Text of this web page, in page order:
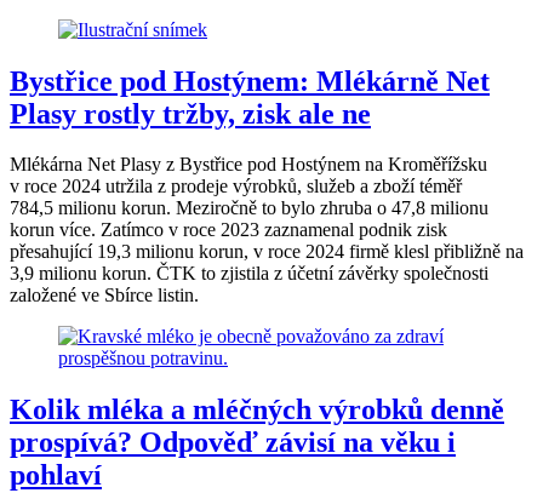
Bystřice pod Hostýnem: Mlékárně Net
Plasy rostly tržby, zisk ale ne
Mlékárna Net Plasy z Bystřice pod Hostýnem na Kroměřížsku
v roce 2024 utržila z prodeje výrobků, služeb a zboží téměř
784,5 milionu korun. Meziročně to bylo zhruba o 47,8 milionu
korun více. Zatímco v roce 2023 zaznamenal podnik zisk
přesahující 19,3 milionu korun, v roce 2024 firmě klesl přibližně na
3,9 milionu korun. ČTK to zjistila z účetní závěrky společnosti
založené ve Sbírce listin.
Kolik mléka a mléčných výrobků denně
prospívá? Odpověď závisí na věku i
pohlaví